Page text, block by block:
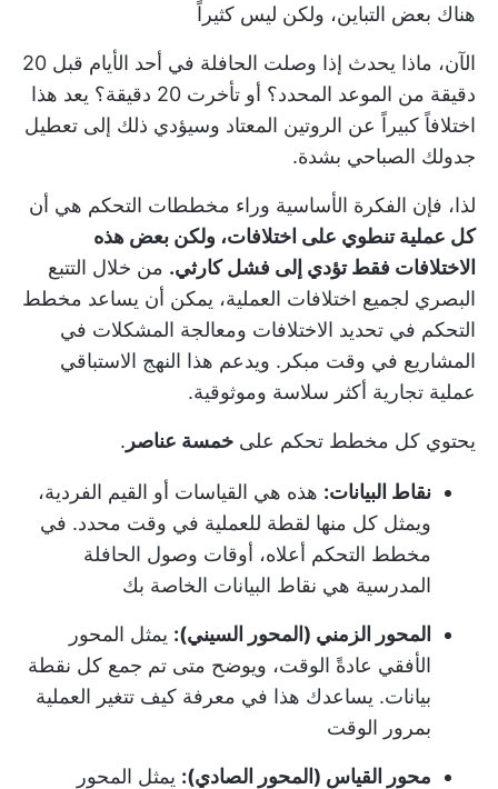
هناك بعض التباين، ولكن ليس كثيراً
الآن، ماذا يحدث إذا وصلت الحافلة في أحد الأيام قبل 20
دقيقة من الموعد المحدد؟ أو تأخرت 20 دقيقة؟ يعد هذا
اختلافاً كبيراً عن الروتين المعتاد وسيؤدي ذلك إلى تعطيل
جدولك الصباحي بشدة.
لذا، فإن الفكرة الأساسية وراء مخططات التحكم هي أن
كل عملية تنطوي على اختلافات، ولكن بعض هذه
الاختلافات فقط تؤدي إلى فشل كارثي. من خلال التتبع
البصري لجميع اختلافات العملية، يمكن أن يساعد مخطط
التحكم في تحديد الاختلافات ومعالجة المشكلات في
المشاريع في وقت مبكر. ويدعم هذا النهج الاستباقي
عملية تجارية أكثر سلاسة وموثوقية.
يحتوي كل مخطط تحكم على خمسة عناصر .
نقاط البيانات: هذه هي القياسات أو القيم الفردية،
ويمثل كل منها لقطة للعملية في وقت محدد. في
مخطط التحكم أعلاه، أوقات وصول الحافلة
المدرسية هي نقاط البيانات الخاصة بك
المحور الزمني (المحور السيني): يمثل المحور
الأفقي عادةً الوقت، ويوضح متى تم جمع كل نقطة
بيانات. يساعدك هذا في معرفة كيف تتغير العملية
بمرور الوقت
محور القياس (المحور الصادي): يمثل المحور